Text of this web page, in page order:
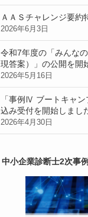
ＡＡＳチャレンジ要約
2026年6月3日
令和7年度の「みんな
現答案）」の公開を開
2026年5月16日
「事例Ⅳ ブートキャ
込み受付を開始しまし
2026年4月30日
中小企業診断士2次事